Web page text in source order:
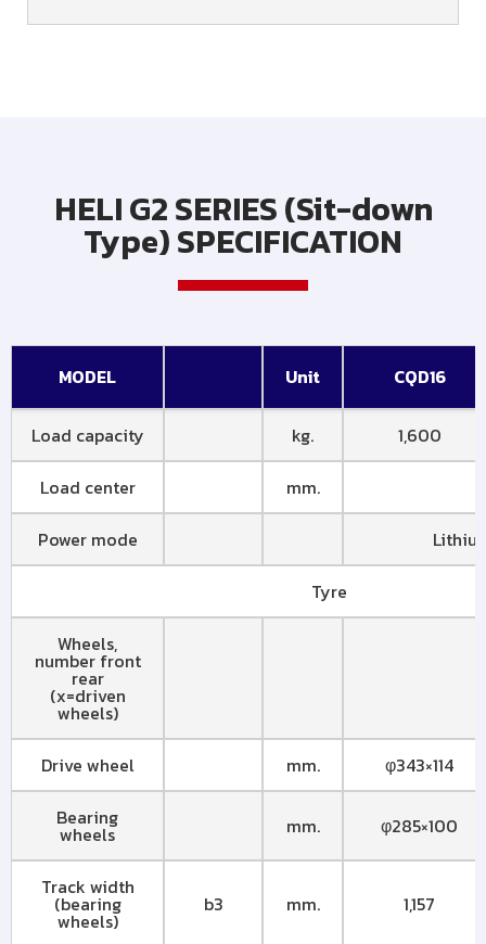
HELI G2 SERIES (Sit-down
Type) SPECIFICATION
MODEL Unit CQD16
Load capacity kg.
1,600
Load center
mm.
Power mode
Tyre
Wheels,
number front
rear
(x=driven
wheels)
Drive wheel mm.
φ343×114
Bearing
wheels mm. φ285×100
Track width
(bearing
wheels)
b3 mm. 1,157